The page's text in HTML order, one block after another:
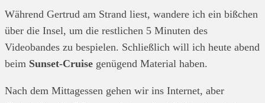
Während Gertrud am Strand liest, wandere ich ein bißchen
über die Insel, um die restlichen 5 Minuten des
Videobandes zu bespielen. Schließlich will ich heute abend
beim Sunset-Cruise genügend Material haben.
Nach dem Mittagessen gehen wir ins Internet, aber